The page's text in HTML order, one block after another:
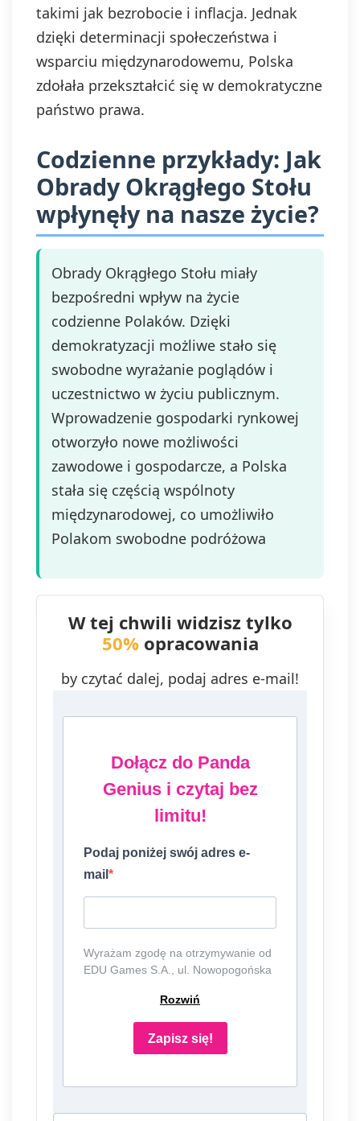
takimi jak bezrobocie i inflacja. Jednak
dzięki determinacji społeczeństwa i
wsparciu międzynarodowemu, Polska
zdołała przekształcić się w demokratyczne
państwo prawa.
Codzienne przykłady: Jak
Obrady Okrągłego Stołu
wpłynęły na nasze życie?
Obrady Okrągłego Stołu miały
bezpośredni wpływ na życie
codzienne Polaków. Dzięki
demokratyzacji możliwe stało się
swobodne wyrażanie poglądów i
uczestnictwo w życiu publicznym.
Wprowadzenie gospodarki rynkowej
otworzyło nowe możliwości
zawodowe i gospodarcze, a Polska
stała się częścią wspólnoty
międzynarodowej, co umożliwiło
Polakom swobodne podróżowa
W tej chwili widzisz tylko
50%opracowania
by czytać dalej, podaj adres e-mail!
Dołącz do Panda
Genius i czytaj bez
limitu!
Podaj poniżej swój adres e-
mail
Wyrażam zgodę na otrzymywanie od
EDU Games S.A., ul. Nowopogońska
6252475036, KRS: 0000861152,
REGON: 387109330 (dalej jako
"Administrator") newslettera, czyli
informacji o tematyce związanej z
handlowych lub/ i reklamowych za
Rozwiń
Zapisz się!